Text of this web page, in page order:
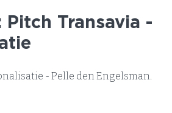
Pitch Transavia -
- Pelle den Engelsman.